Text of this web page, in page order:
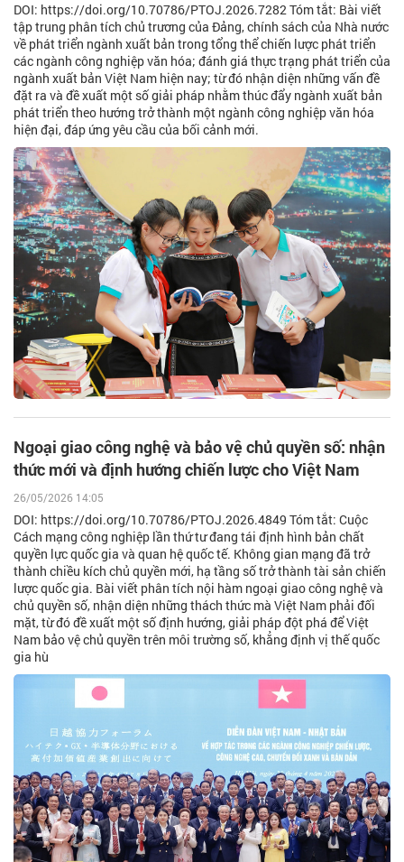
DOI: https://doi.org/10.70786/PTOJ.2026.7282 Tóm tắt: Bài viết
tập trung phân tích chủ trương của Đảng, chính sách của Nhà nước
về phát triển ngành xuất bản trong tổng thể chiến lược phát triển
các ngành công nghiệp văn hóa; đánh giá thực trạng phát triển của
ngành xuất bản Việt Nam hiện nay; từ đó nhận diện những vấn đề
đặt ra và đề xuất một số giải pháp nhằm thúc đẩy ngành xuất bản
phát triển theo hướng trở thành một ngành công nghiệp văn hóa
hiện đại, đáp ứng yêu cầu của bối cảnh mới.
Ngoại giao công nghệ và bảo vệ chủ quyền số: nhận
thức mới và định hướng chiến lược cho Việt Nam
26/05/2026 14:05
DOI: https://doi.org/10.70786/PTOJ.2026.4849 Tóm tắt: Cuộc
Cách mạng công nghiệp lần thứ tư đang tái định hình bản chất
quyền lực quốc gia và quan hệ quốc tế. Không gian mạng đã trở
thành chiều kích chủ quyền mới, hạ tầng số trở thành tài sản chiến
lược quốc gia. Bài viết phân tích nội hàm ngoại giao công nghệ và
chủ quyền số, nhận diện những thách thức mà Việt Nam phải đối
mặt, từ đó đề xuất một số định hướng, giải pháp đột phá để Việt
Nam bảo vệ chủ quyền trên môi trường số, khẳng định vị thế quốc
gia hù